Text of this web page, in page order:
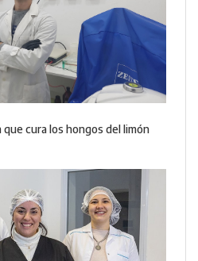
cura los hongos del limón